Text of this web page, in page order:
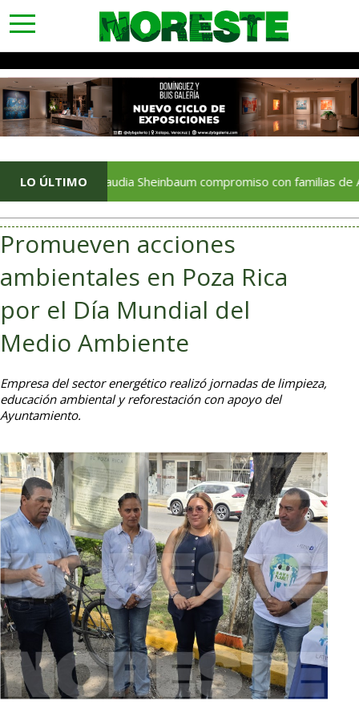
toggle
navigation
LO ÚLTIMO
Claudia Sheinbaum compromiso con familias de
Promueven acciones
ambientales en Poza Rica
por el Día Mundial del
Medio Ambiente
Empresa del sector energético realizó jornadas de limpieza,
educación ambiental y reforestación con apoyo del
Ayuntamiento.